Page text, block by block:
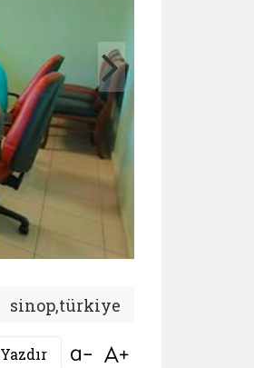
sinop,türkiye
Yazdır Bağlantıyı aç